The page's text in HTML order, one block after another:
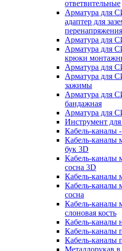
ответвительные
Арматура для
адаптер для
перенапряжения
Арматура для
Арматура для
крюки
Арматура для
Арматура для
зажимы
Арматура для
бандажная
Арматура для
Инструмент
Кабель-
Кабель-каналы
бук 3D
Кабель-каналы
сосна 3D
Кабель-каналы
Кабель-каналы
сосна
Кабель-каналы
слоновая кость
Кабель-каналы
Кабель-каналы
Кабель-каналы
Металлорукав